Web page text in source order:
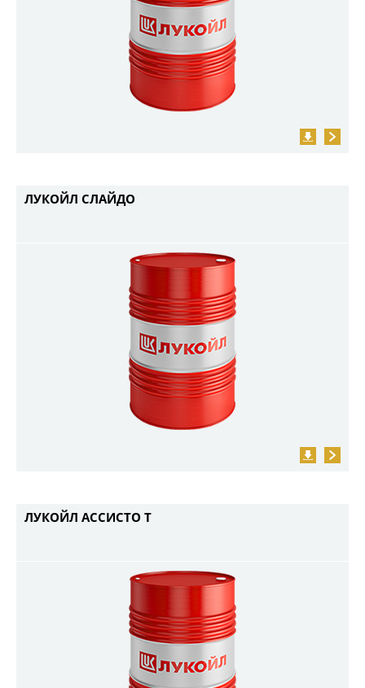
ЛУКОЙЛ СЛАЙДО
ЛУКОЙЛ АССИСТО Т